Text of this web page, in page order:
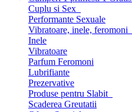
Cuplu si Sex
Performante Sexuale
Vibratoare, inele, feromoni
Inele
Vibratoare
Parfum Feromoni
Lubrifiante
Prezervative
Produse pentru Slabit
Scaderea Greutatii